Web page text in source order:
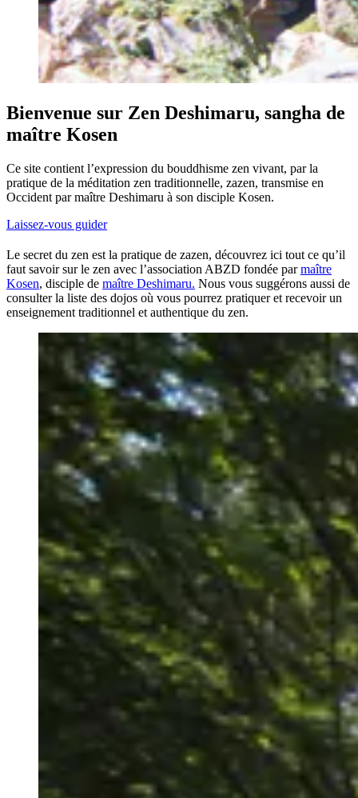
Bienvenue sur Zen Deshimaru, sangha de
maître Kosen
Ce site contient l’expression du bouddhisme zen vivant, par la
pratique de la méditation zen traditionnelle, zazen, transmise en
Occident par maître Deshimaru à son disciple Kosen.
Laissez-vous guider
Le secret du zen est la pratique de zazen, découvrez ici tout ce qu’il
faut savoir sur le zen avec l’association ABZD fondée parmaître
Kosen, disciple de maître Deshimaru. Nous vous suggérons aussi de
consulter la liste des dojos où vous pourrez pratiquer et recevoir un
enseignement traditionnel et authentique du zen.